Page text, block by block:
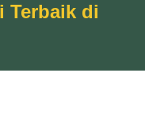
Terbaik di